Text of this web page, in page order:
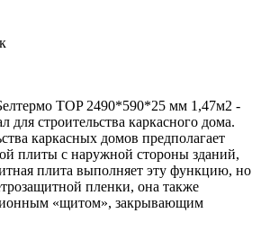
TOP 2490*590*25 мм 1,47м2 -
для строительства каркасного дома.
каркасных домов предполагает
плиты с наружной стороны зданий,
плита выполняет эту функцию, но
пленки, она также
«щитом», закрывающим